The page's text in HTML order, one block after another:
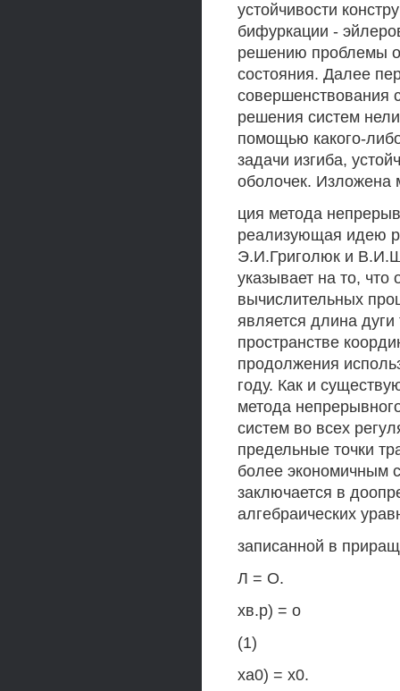
устойчивости
бифуркации -
решению проблемы
состояния. Далее
совершенствования
решения систем
помощью какого-
задачи изгиба,
оболочек. Изложена
ция метода
реализующая идею
Э.И.Григолюк и
указывает на то, что
вычислительных
является длина
пространстве
продолжения
году. Как и
метода
систем во всех
предельные точки
более экономичным
заключается в
алгебраических
записанной в
Л = О.
хв.р) = о
(1)
ха0) = х0.